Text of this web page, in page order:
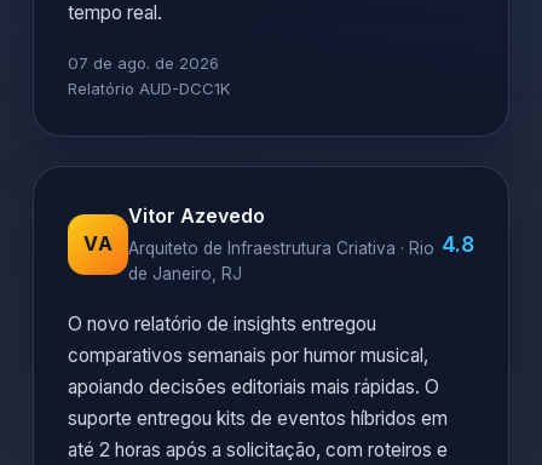
tempo real.
07 de ago. de 2026
Relatório AUD-DCC1K
VA
Vitor Azevedo
Arquiteto de Infraestrutura Criativa · Rio
de Janeiro, RJ
4.8
O novo relatório de insights entregou
comparativos semanais por humor musical,
apoiando decisões editoriais mais rápidas. O
suporte entregou kits de eventos híbridos em
até 2 horas após a solicitação, com roteiros e